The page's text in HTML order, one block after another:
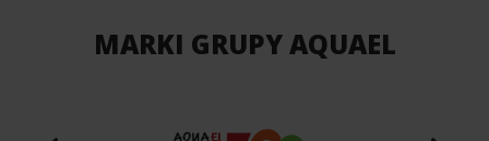
MARKI GRUPY AQUAEL